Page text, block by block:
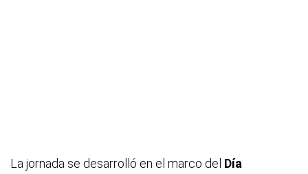
La jornada se desarrolló en el marco del Día